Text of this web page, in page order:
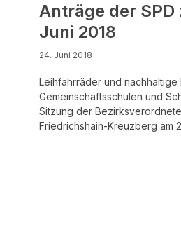
Anträge der SPD
Juni 2018
24. Juni 2018
Leihfahrräder und nachhaltige
Gemeinschaftsschulen und
Sitzung der
Friedrichshain-Kreuzberg am